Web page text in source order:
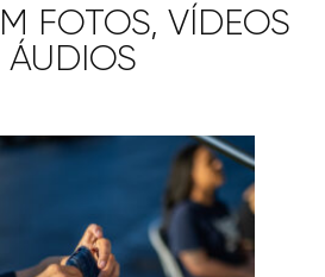
FOTOS, VÍDEOS
ÁUDIOS